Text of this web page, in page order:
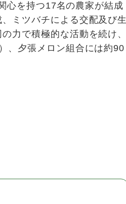
心を持つ17名の農家が結成
ミツバチによる交配及び生
力で積極的な活動を続け、
、夕張メロン組合には約90